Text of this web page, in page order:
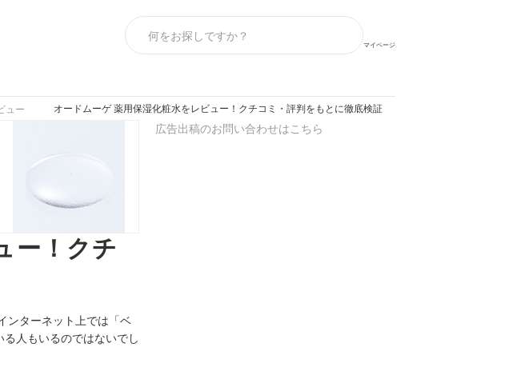
マイページ
ュー オードムーゲ 薬用保湿化粧水をレビュー！クチコミ・評判をもとに徹底検証
ー！クチ
ンターネット上では「ベ
人もいるのではないでし
広告出稿のお問い合わせはこちら